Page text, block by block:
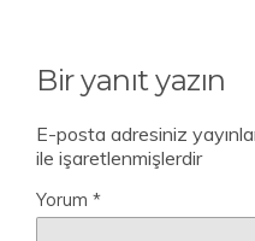
Bir yanıt yazın
E-posta adresiniz
ile işaretlenmişlerdir
Yorum *